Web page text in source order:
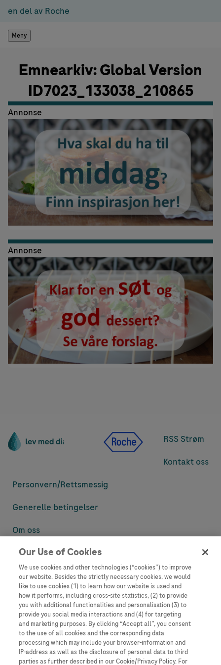
en del av Roche
Meny
Emnearkiv: Global Version
ID7023_133038_210865
Annonse
Annonse
RSS Strøm
Kontakt oss
Personvern/Rettsmessig
Generelle betingelser
Om oss
Denne nettsiden inneholder informasjon som er målsatt til en stor
informasjon som ellers ikke er tilgjengelig eller gyldig i ditt land.
Vennligst vær oppmerksom på at vi ikke tar noe ansvar for tilgang til
informasjon som muligens ikke er i samsvar med noen gyldig juridisk
prosess, regulering, registrering eller bruk i bostedslandet ditt.
Roche har ikke alltid mulighet til å kvalitetssikre andres innlegg, men
vil fjerne villedende eller upassende innlegg så langt det lar seg gjøre.
Vi har ikke ansvar for innhold på eksterne nettsider som det lenkes til.
Kopiering av materiale fra dette nettstedet for bruk annet sted er ikke
tillatt uten avtale. Nettstedet selger plass til annonsører, og slikt
Our Use of Cookies
We use cookies and other technologies (“cookies”) to improve
our website. Besides the strictly necessary cookies, we would
like to use cookies (1) to learn how our website is used and
how it performs, including cross-site statistics, (2) to provide
you with additional functionalities and personalisation (3) to
provide you social media interactions and (4) for targeting
and marketing purposes. By clicking “Accept all”, you consent
to the use of all cookies and the corresponding data
processing which may include your browser-information and
IP-address as well as the disclosure of personal data to third
parties as further described in our Cookie/Privacy Policy. For